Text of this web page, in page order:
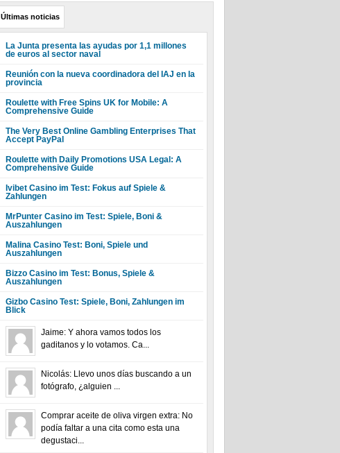
Últimas noticias
La Junta presenta las ayudas por 1,1 millones
de euros al sector naval
Reunión con la nueva coordinadora del IAJ en la
provincia
Roulette with Free Spins UK for Mobile: A
Comprehensive Guide
The Very Best Online Gambling Enterprises That
Accept PayPal
Roulette with Daily Promotions USA Legal: A
Comprehensive Guide
Ivibet Casino im Test: Fokus auf Spiele &
Zahlungen
MrPunter Casino im Test: Spiele, Boni &
Auszahlungen
Malina Casino Test: Boni, Spiele und
Auszahlungen
Bizzo Casino im Test: Bonus, Spiele &
Auszahlungen
Gizbo Casino Test: Spiele, Boni, Zahlungen im
Blick
Jaime: Y ahora vamos todos los
gaditanos y lo votamos. Ca...
Nicolás: Llevo unos días buscando a un
fotógrafo, ¿alguien ...
Comprar aceite de oliva virgen extra: No
podía faltar a una cita como esta una
degustaci...